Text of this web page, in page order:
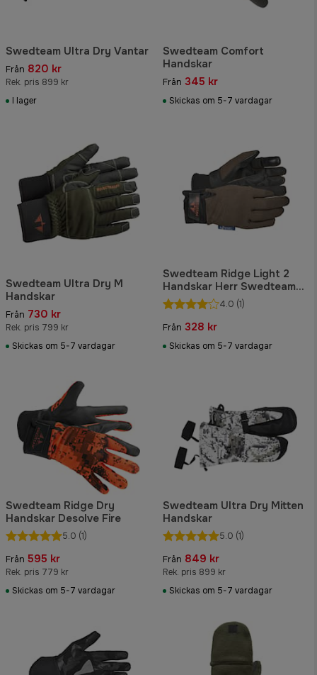
Swedteam Ultra Dry Vantar
Från 820 kr
Rek. pris 899 kr
I lager
Swedteam Comfort
Handskar
Från 345 kr
Skickas om 5-7 vardagar
Swedteam Ultra Dry M
Handskar
Från 730 kr
Rek. pris 799 kr
Skickas om 5-7 vardagar
Swedteam Ridge Light 2
Handskar Herr Swedteam
Green
4.0 (1)
Från 328 kr
Skickas om 5-7 vardagar
Swedteam Ridge Dry
Handskar Desolve Fire
5.0 (1)
Från 595 kr
Rek. pris 779 kr
Skickas om 5-7 vardagar
Swedteam Ultra Dry Mitten
Handskar
5.0 (1)
Från 849 kr
Rek. pris 899 kr
Skickas om 5-7 vardagar